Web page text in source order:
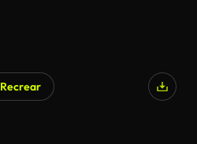
Recrear